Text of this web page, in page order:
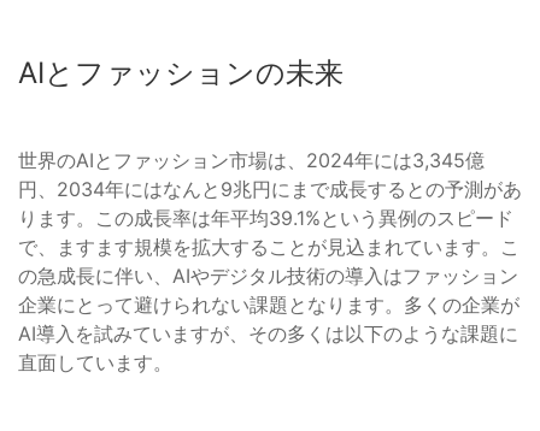
AIとファッションの未来
世界のAIとファッション市場は、2024年には3,345億
円、2034年にはなんと9兆円にまで成長するとの予測があ
ります。この成長率は年平均39.1%という異例のスピード
で、ますます規模を拡大することが見込まれています。こ
の急成長に伴い、AIやデジタル技術の導入はファッション
企業にとって避けられない課題となります。多くの企業が
AI導入を試みていますが、その多くは以下のような課題に
直面しています。